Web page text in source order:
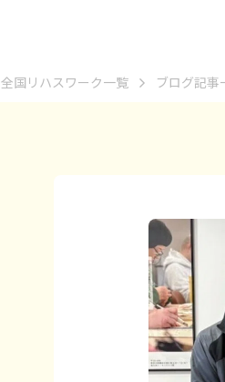
全国リハスワーク一覧 ブログ記事